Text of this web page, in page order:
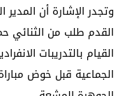
وتجدر الإشارة أن
القدم طلب من الثنائي
القيام بالتدريبات
الجماعية قبل خوض